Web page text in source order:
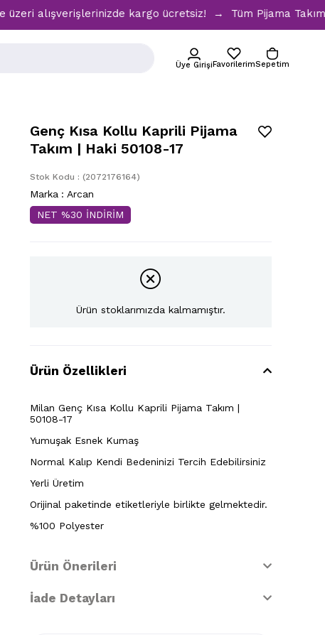
alışverişlerinizde kargo ücretsiz! → Tüm Pijama
Üye GirişiFavorilerimSepetim
Genç Kısa Kollu Kaprili Pijama
Takım | Haki 50108-17
Stok Kodu (2072176164)
Marka : Arcan
NET %30 İNDİRİM
Ürün stoklarımızda kalmamıştır.
Ürün Özellikleri
Milan Genç Kısa Kollu Kaprili Pijama Takım |
50108-17
Yumuşak Esnek Kumaş
Normal Kalıp Kendi Bedeninizi Tercih Edebilirsiniz
Yerli Üretim
Orijinal paketinde etiketleriyle birlikte gelmektedir.
%100 Polyester
Ürün Önerileri
İade Detayları